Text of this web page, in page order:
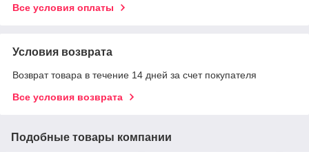
Все условия оплаты
Условия возврата
Возврат товара в течение 14 дней за счет покупателя
Все условия возврата
Подобные товары компании